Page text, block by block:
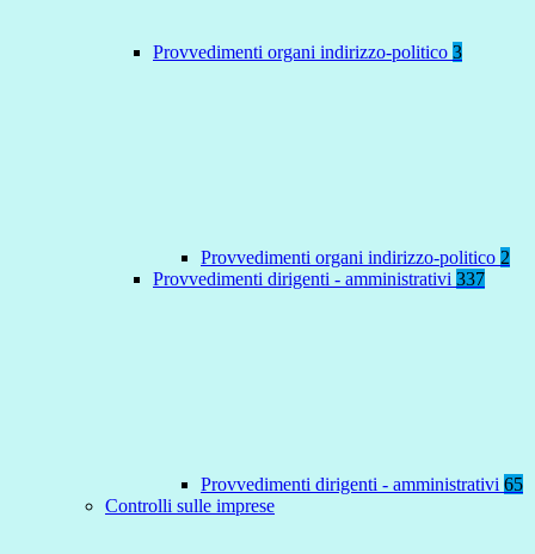
Provvedimenti organi indirizzo-politico 3
Provvedimenti organi indirizzo-politico 2
Provvedimenti dirigenti - amministrativi 337
Provvedimenti dirigenti - amministrativi 65
Controlli sulle imprese